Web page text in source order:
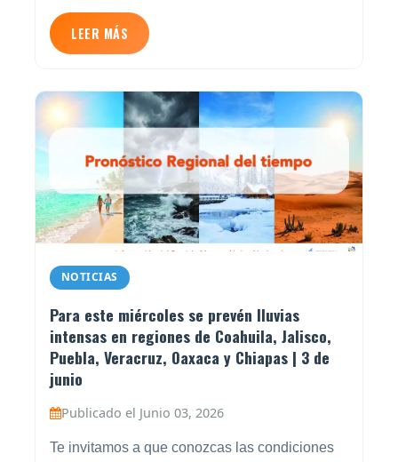
LEER MÁS
NOTICIAS
Para este miércoles se prevén lluvias
intensas en regiones de Coahuila, Jalisco,
Puebla, Veracruz, Oaxaca y Chiapas | 3 de
junio
Publicado el Junio 03, 2026
Te invitamos a que conozcas las condiciones